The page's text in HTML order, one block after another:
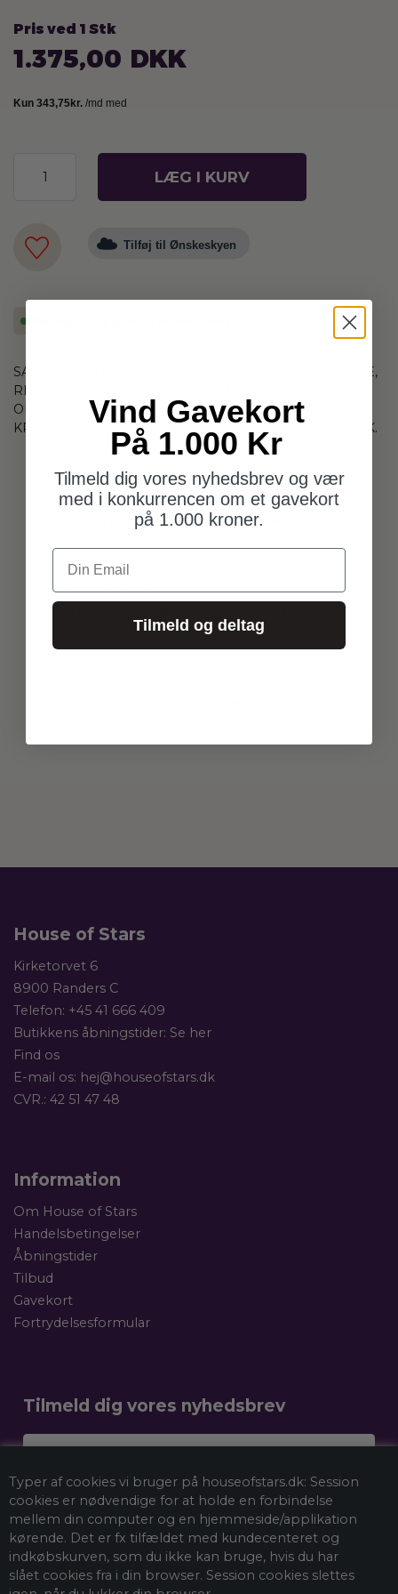
Typer af cookies vi bruger på houseofstars.dk: Session
cookies er nødvendige for at holde en forbindelse
mellem din computer og en hjemmeside/applikation
kørende. Det er fx tilfældet med kundecenteret og
indkøbskurven, som du ikke kan bruge, hvis du har
slået cookies fra i din browser. Session cookies slettes
Pris ved 1 Stk
1.375,00 DKK
LÆG I KURV
Tilføj til Ønskeskyen
SAFRAN MØDER HELLIGE TRÆER, EN DUFT AF VARME,
RIGDOM OG KULTUREL DYBDE. MAGICO SAFRANO
OMSLUTTER BÆREREN I EN GULDEN AURA AF
KRYDDERIER OG TRÆ, BÅDE TRØSTENDE OG MYSTISK.
TOPNOTER
SAFRAN, KANEL, MANDARIN, ROSA PEBER,
HJERTENOTER
House of Stars
Kirketorvet 6
8900 Randers C
Telefon: +45 41 666 409
Butikkens åbningstider: Se her
Find os
E-mail os: hej@houseofstars.dk
CVR.: 42 51 47 48
Information
Om House of Stars
Handelsbetingelser
Åbningstider
Tilbud
Gavekort
Fortrydelsesformular
Tilmeld dig vores nyhedsbrev
Dit navn
Email
Tilmeld mig nyhedsbrevet
Vind Gavekort
På 1.000 Kr
Tilmeld dig vores nyhedsbrev og vær
med i konkurrencen om et gavekort
på 1.000 kroner.
Din Email
Tilmeld og deltag